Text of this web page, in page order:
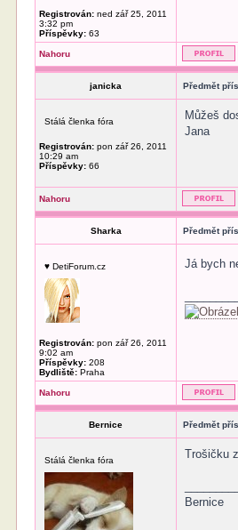
Registrován: ned zář 25, 2011
3:32 pm
Příspěvky: 63
Nahoru
janicka Předmět
Stálá členka fóra
Registrován: pon zář 26, 2011
10:29 am
Příspěvky: 66
Můžeš
Jana
Nahoru
Sharka Předmět
♥ DetiForum.cz
Registrován: pon zář 26, 2011
9:02 am
Příspěvky: 208
Bydliště: Praha
Já bych
Nahoru
Bernice Předmět
Stálá členka fóra Trošičku
Bernice